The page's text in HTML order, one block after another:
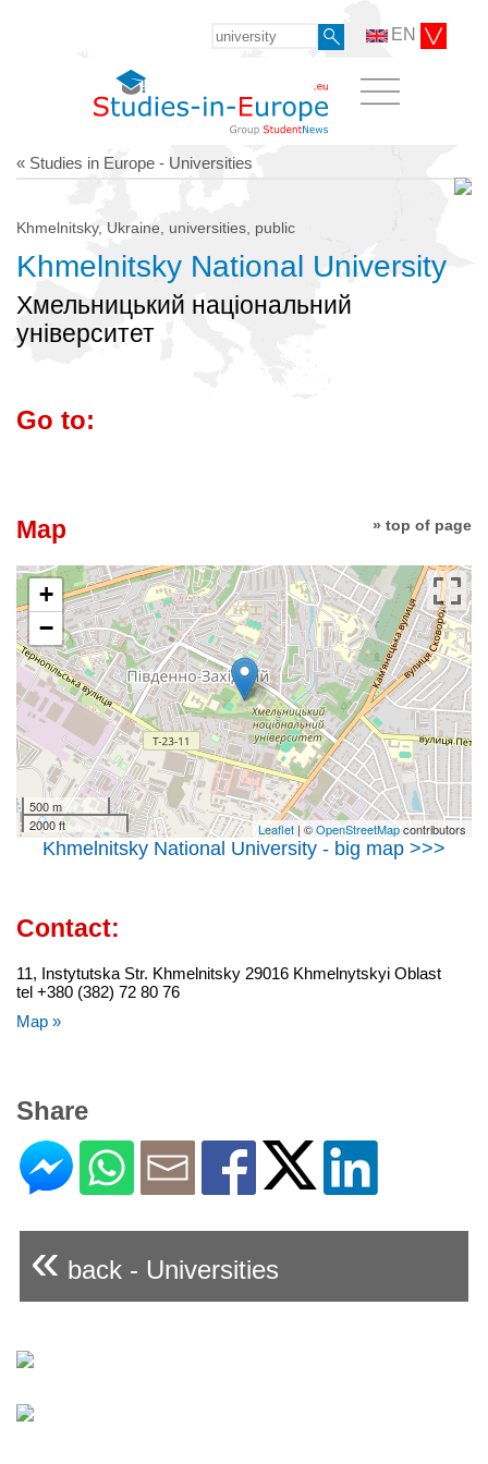
EN
« Studies in Europe - Universities
Khmelnitsky, Ukraine, universities, public
Khmelnitsky National University
Хмельницький національний
університет
Go to:
» top of page
Map
+
−
500 m
2000 ft
Leaflet | ©OpenStreetMapcontributors
Khmelnitsky National University - big map >>>
Contact:
11, Instytutska Str. Khmelnitsky 29016 Khmelnytskyi Oblast
tel +380 (382) 72 80 76
Map »
Share
« back - Universities